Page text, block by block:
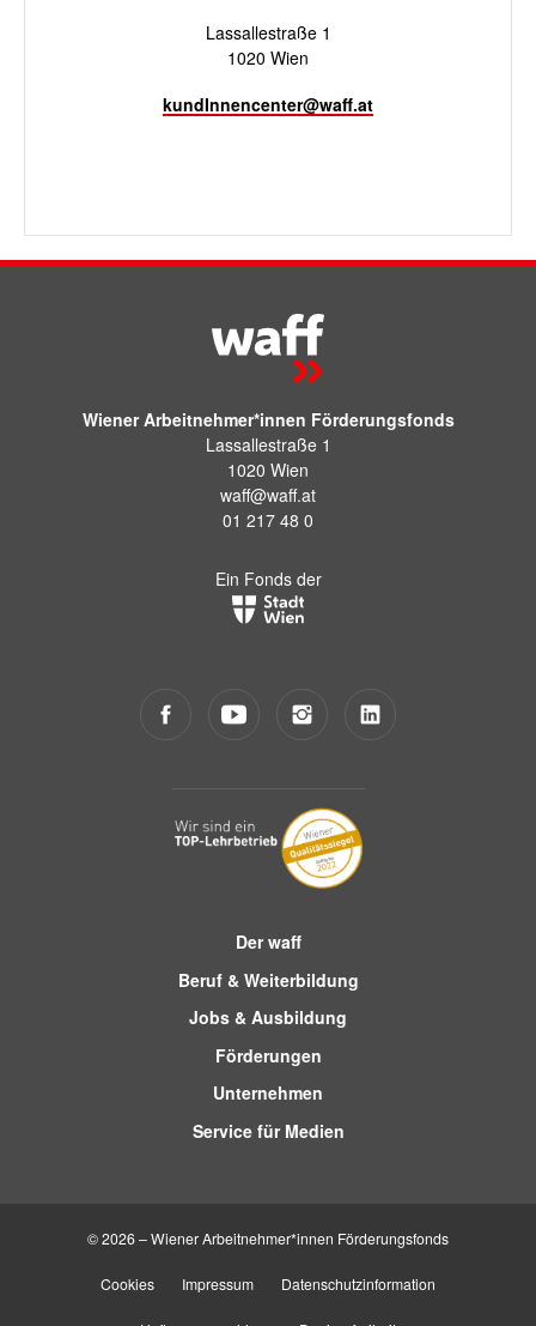
Lassallestraße 1
1020 Wien
kundInnencenter@waff.at
Wiener Arbeitnehmer*innen Förderungsfonds
Lassallestraße 1
1020 Wien
waff@waff.at
01 217 48 0
Ein Fonds der
Der waff
Beruf & Weiterbildung
Jobs & Ausbildung
Förderungen
Unternehmen
Service für Medien
© 2026 – Wiener Arbeitnehmer*innen Förderungsfonds
Cookies Impressum Datenschutzinformation